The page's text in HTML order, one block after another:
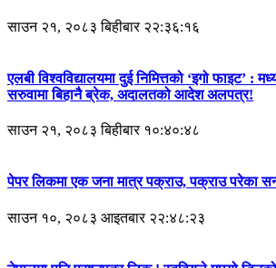
साउन २१, २०८३ बिहीबार २२:३६:१६
एलबी विश्वविद्यालयमा दुई निमित्तको ‘इगो फाइट’ :
सरुवामा बिहानै ब्रेक, अदालतको आदेश अलपत्र!
साउन २१, २०८३ बिहीबार १०:४०:४८
पेपर लिकमा एक जना मात्र पक्राउ, पक्राउ परेका
साउन १०, २०८३ आइतबार २२:४८:२३